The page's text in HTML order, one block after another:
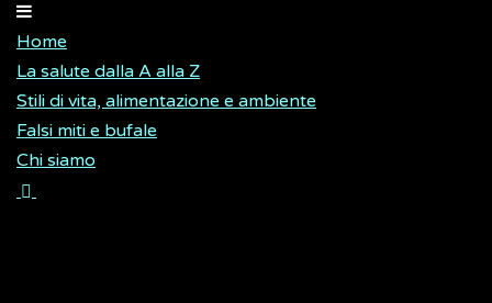
Home
La salute dalla A alla Z
Stili di vita, alimentazione e ambiente
Falsi miti e bufale
Chi siamo